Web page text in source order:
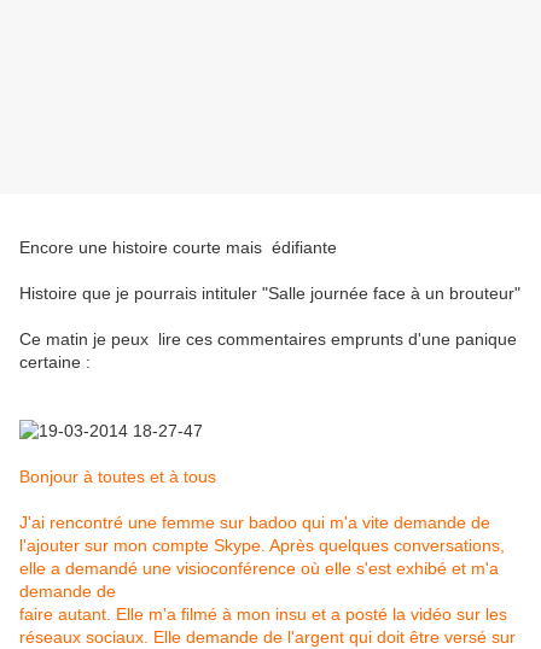
Encore une histoire courte mais édifiante
Histoire que je pourrais intituler "Salle journée face à un brouteur"
Ce matin je peux lire ces commentaires emprunts d'une panique
certaine :
Bonjour à toutes et à tous
J'ai rencontré une femme sur badoo qui m'a vite demande de
l'ajouter sur mon compte Skype. Après quelques conversations,
elle a demandé une visioconférence où elle s'est exhibé et m'a
demande de
faire autant. Elle m'a filmé à mon insu et a posté la vidéo sur les
réseaux sociaux. Elle demande de l'argent qui doit être versé sur